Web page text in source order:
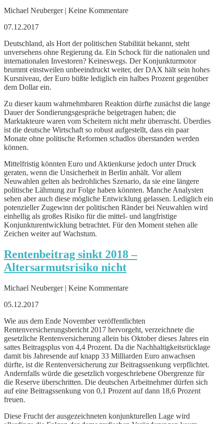
Michael Neuberger | Keine Kommentare
07.12.2017
Deutschland, als Hort der politischen Stabilität bekannt, steht
unversehens ohne Regierung da. Ein Schock für die nationalen und
internationalen Investoren? Keineswegs. Der Konjunkturmotor
brummt einstweilen unbeeindruckt weiter, der DAX hält sein hohes
Kursniveau, der Euro büßte lediglich ein halbes Prozent gegenüber
dem Dollar ein.
Zu dieser kaum wahrnehmbaren Reaktion dürfte zunächst die lange
Dauer der Sondierungsgespräche beigetragen haben; die
Marktakteure waren vom Scheitern nicht mehr überrascht. Überdies
ist die deutsche Wirtschaft so robust aufgestellt, dass ein paar
Monate ohne politische Reformen schadlos überstanden werden
können.
Mittelfristig könnten Euro und Aktienkurse jedoch unter Druck
geraten, wenn die Unsicherheit in Berlin anhält. Vor allem
Neuwahlen gelten als bedrohliches Szenario, da sie eine längere
politische Lähmung zur Folge haben könnten. Manche Analysten
sehen aber auch diese mögliche Entwicklung gelassen. Lediglich ein
potenzieller Zugewinn der politischen Ränder bei Neuwahlen wird
einhellig als großes Risiko für die mittel- und langfristige
Konjunkturentwicklung betrachtet. Für den Moment stehen alle
Zeichen weiter auf Wachstum.
Rentenbeitrag sinkt 2018 –
Altersarmutsrisiko nicht
Michael Neuberger | Keine Kommentare
05.12.2017
Wie aus dem Ende November veröffentlichten
Rentenversicherungsbericht 2017 hervorgeht, verzeichnete die
gesetzliche Rentenversicherung allein bis Oktober dieses Jahres ein
sattes Beitragsplus von 4,4 Prozent. Da die Nachhaltigkeitsrücklage
damit bis Jahresende auf knapp 33 Milliarden Euro anwachsen
dürfte, ist die Rentenversicherung zur Beitragssenkung verpflichtet.
Andernfalls würde die gesetzlich vorgeschriebene Obergrenze für
die Reserve überschritten. Die deutschen Arbeitnehmer dürfen sich
auf eine Beitragssenkung von 0,1 Prozent auf dann 18,6 Prozent
freuen.
Diese Frucht der ausgezeichneten konjunkturellen Lage wird